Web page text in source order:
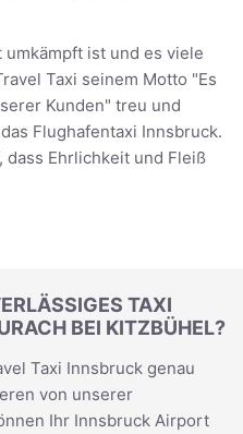
ist und es viele
Taxi seinem Motto "Es
Kunden" treu und
Flughafentaxi Innsbruck.
Ehrlichkeit und Fleiß
TAXI
BEI KITZBÜHEL?
Taxi Innsbruck genau
von unserer
Ihr Innsbruck Airport